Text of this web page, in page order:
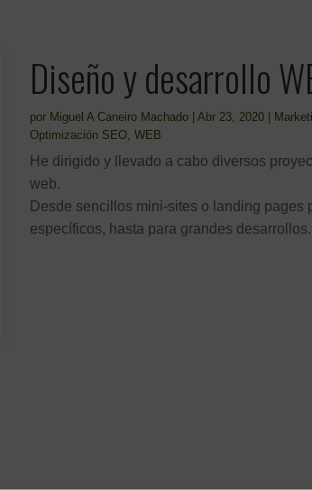
Diseño y desarrollo
por Miguel A Caneiro Machado |Abr 23, 2020 |
Optimización SEO ,WEB
He dirigido y llevado a cabo diversos
web.
Desde sencillos mini-sites o landing pages
específicos, hasta para grandes desarrollos.